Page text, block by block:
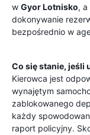
w Gyor Lotnisko,
dokonywanie
bezpośrednio w
Co się stanie, jeśli
Kierowca jest
wynajętym
zablokowanego
każdy
raport policyjny.